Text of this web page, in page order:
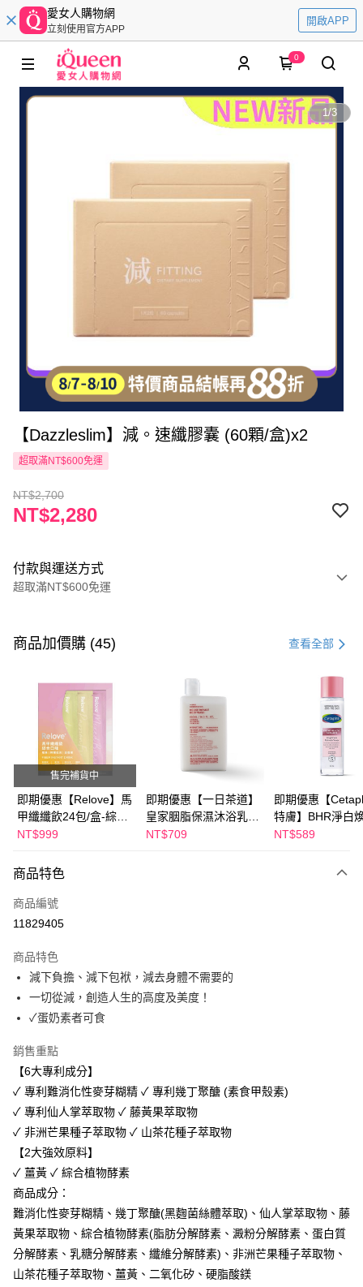
愛女人購物網
立刻使用官方APP
開啟APP
0
1/3
【Dazzleslim】減。速纖膠囊 (60顆/盒)x2
超取滿NT$600免運
NT$2,700
NT$2,280
付款與運送方式
超取滿NT$600免運
信用卡一次付款
Apple Pay
街口支付
悠遊付
Google Pay
AFTEE先享後付
相關說明
【關於「AFTEE先享後付」】
便利好安心！
１．簡單：不需註冊會員、不需綁卡、不需儲值。
２．便利：只要手機號碼，簡訊認證，即可結帳。
３．安心：先確認商品／服務後，再付款。
【「AFTEE先享後付」結帳流程】
結帳頁面，進行簡訊認證並確認金額後，即可完成結帳。
２．訂單成立數日內，您將收到繳費通知簡訊。
３．收到繳費通知簡訊後14天內，點擊此簡訊中的連結，可透過四大超商／
ATM／網路銀行／等多元方式進行付款，方視為交易完成。
※ 請注意：結帳手續完成當下不需立刻繳費，但若您需要取消訂單，請聯絡
購買商品的店家。未經商家同意取消之訂單仍視為有效，需透過AFTEE先享
後付繳納相關費用。
※ 交易是否成功請以「AFTEE先享後付 」之結帳頁面顯示為準，若有關於
是否繳費成功／繳費後需取消欲退款等相關疑問，請聯繫「AFTEE先享後付
https://netprotections.freshdesk.com/support/home
【注意事項】
１．透過由恩沛科技股份有限公司提供之「AFTEE先享後付」服務完成之交
易，需依本服務之必要範圍內提供個人資料，並將交易相關給付款項請求債
權轉讓予恩沛科技股份有限公司。
２．關於個人資料處理事宜，請瀏覽以下網址：
ATM付款
運送方式
全家付款取貨
每筆NT$100，滿NT$600(含以上)免運費
付款後全家取貨
每筆NT$100，滿NT$600(含以上)免運費
每筆NT$100，滿NT$600(含以上)免運費
付款後萊爾富取貨
每筆NT$100，滿NT$600(含以上)免運費
7-11付款取貨
每筆NT$100，滿NT$600(含以上)免運費
付款後7-11取貨
每筆NT$100，滿NT$600(含以上)免運費
商品加價購 (45) 查看全部
售完補貨中
即期優惠【Relove】馬
甲纖纖飲24包/盒-綜合
口味(效期2027-01-22)
NT$999
即期優惠【一日茶道】
皇家胭脂保濕沐浴乳
600ml 效期2027/2/19
NT$709
即期優惠【
特膚】BHR淨白
妝水 150mL 效期
NT$589
商品特色
商品編號
11829405
商品特色
減下負擔、減下包袱，減去身體不需要的
一切從減，創造人生的高度及美度！
✓蛋奶素者可食
銷售重點
【6大專利成分】
✓ 專利難消化性麥芽糊精 ✓ 專利幾丁聚醣 (素食甲殼素)
✓ 專利仙人掌萃取物 ✓ 藤黃果萃取物
✓ 非洲芒果種子萃取物 ✓ 山茶花種子萃取物
【2大強效原料】
✓ 薑黃 ✓ 綜合植物酵素
商品成分：
難消化性麥芽糊精、幾丁聚醣(黑麴菌絲體萃取)、仙人掌萃取物、藤
黃果萃取物、綜合植物酵素(脂肪分解酵素、澱粉分解酵素、蛋白質
分解酵素、乳糖分解酵素、纖維分解酵素)、非洲芒果種子萃取物、
山茶花種子萃取物、薑黃、二氧化矽、硬脂酸鎂